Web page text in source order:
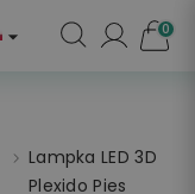
 0
Lampka LED 3D
Plexido Pies